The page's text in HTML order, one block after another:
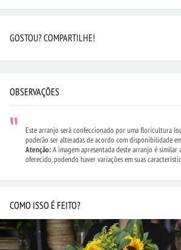
GOSTOU? COMPARTILHE!
OBSERVAÇÕES
Este arranjo será confeccionado por uma floricultura
poderão ser alteradas de acordo com disponibilidade
Atenção:A imagem apresentada deste arranjo é
oferecido, podendo haver variações em suas
COMO ISSO É FEITO?